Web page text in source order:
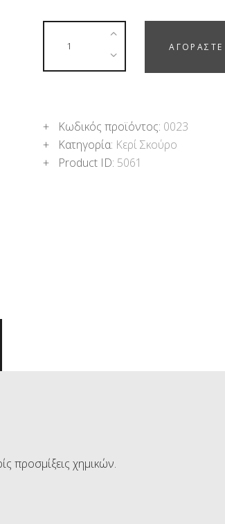
Κωδικός προϊόντος: 0023
Κατηγορία: Κερί Σκούρο
Product ID: 5061
προσμίξεις χημικών.